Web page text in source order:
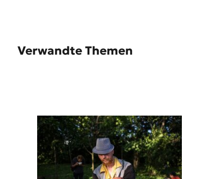
Verwandte Themen